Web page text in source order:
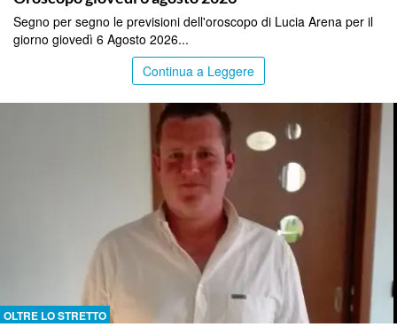
Segno per segno le previsioni dell'oroscopo di Lucia Arena per il
giorno giovedì 6 Agosto 2026...
Continua a Leggere
OLTRE LO STRETTO